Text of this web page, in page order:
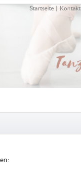
Startseite | Kontakt